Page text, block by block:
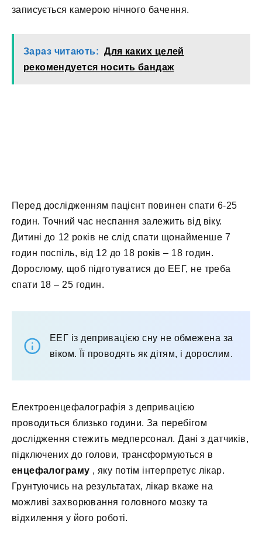
записується камерою нічного бачення.
Зараз читають: Для каких целей
рекомендуется носить бандаж
Перед дослідженням пацієнт повинен спати 6-25
годин. Точний час неспання залежить від віку.
Дитині до 12 років не слід спати щонайменше 7
годин поспіль, від 12 до 18 років – 18 годин.
Дорослому, щоб підготуватися до ЕЕГ, не треба
спати 18 – 25 годин.
ЕЕГ із депривацією сну не обмежена за
віком. Її проводять як дітям, і дорослим.
Електроенцефалографія з депривацією
проводиться близько години. За перебігом
дослідження стежить медперсонал. Дані з датчиків,
підключених до голови, трансформуються в
енцефалограму , яку потім інтерпретує лікар.
Грунтуючись на результатах, лікар вкаже на
можливі захворювання головного мозку та
відхилення у його роботі.